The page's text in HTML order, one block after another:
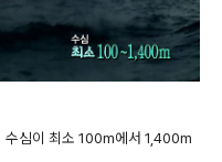
수심이 최소 100m에서 1,400m